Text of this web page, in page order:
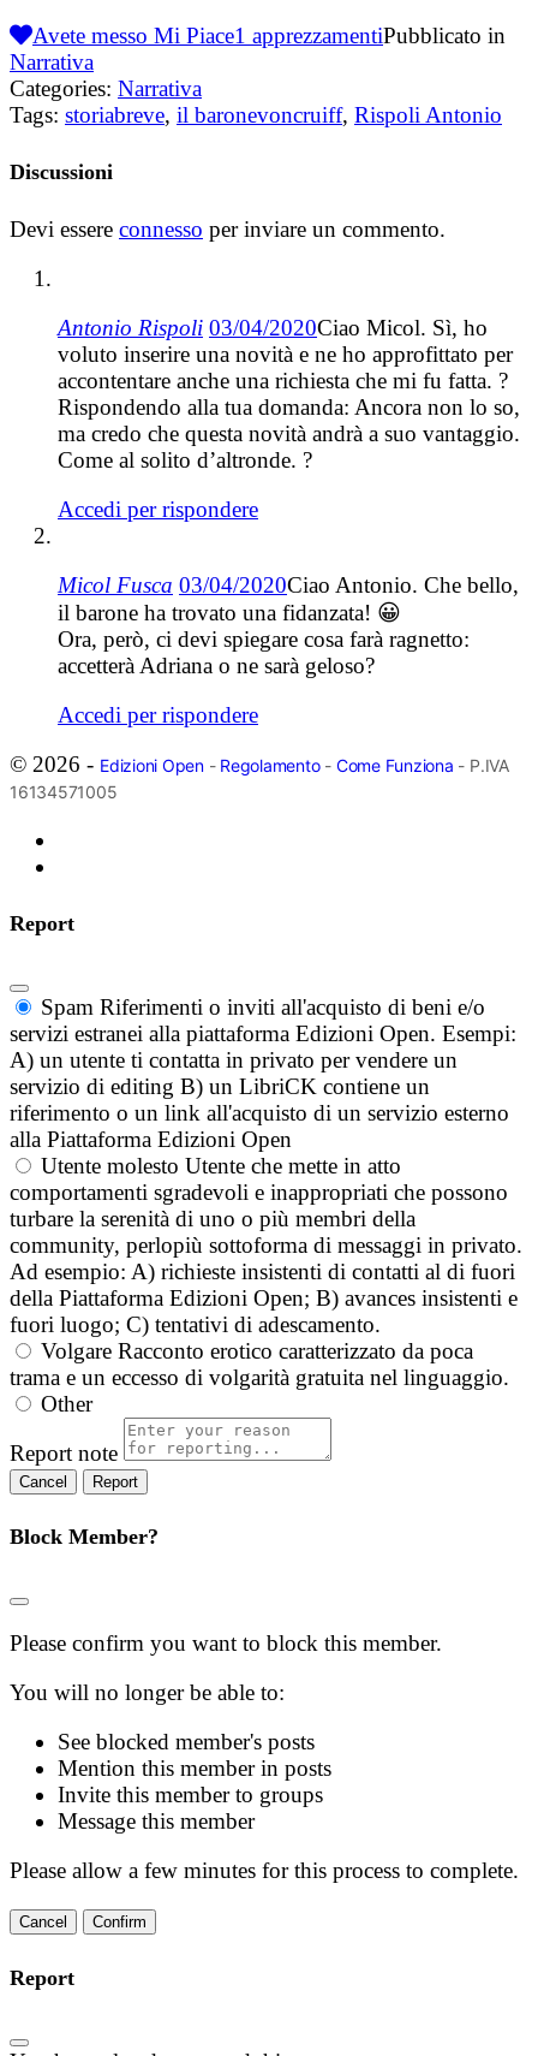
Avete messo Mi Piace1 apprezzamentiPubblicato in
Narrativa
Categories: Narrativa
Tags: storiabreve, il baronevoncruiff, Rispoli Antonio
Discussioni
Devi essere connesso per inviare un commento.
Antonio Rispoli 03/04/2020Ciao Micol. Sì, ho
voluto inserire una novità e ne ho approfittato per
accontentare anche una richiesta che mi fu fatta. ?
Rispondendo alla tua domanda: Ancora non lo so,
ma credo che questa novità andrà a suo vantaggio.
Come al solito d’altronde. ?
Accedi per rispondere
Micol Fusca 03/04/2020Ciao Antonio. Che bello,
il barone ha trovato una fidanzata! 😀
Ora, però, ci devi spiegare cosa farà ragnetto:
accetterà Adriana o ne sarà geloso?
Accedi per rispondere
© 2026 - Edizioni Open- Regolamento- Come Funziona - P.IVA
16134571005
Report
Spam Riferimenti o inviti all'acquisto di beni e/o
servizi estranei alla piattaforma Edizioni Open. Esempi:
A) un utente ti contatta in privato per vendere un
servizio di editing B) un LibriCK contiene un
riferimento o un link all'acquisto di un servizio esterno
alla Piattaforma Edizioni Open
Utente molesto Utente che mette in atto
comportamenti sgradevoli e inappropriati che possono
turbare la serenità di uno o più membri della
community, perlopiù sottoforma di messaggi in privato.
Ad esempio: A) richieste insistenti di contatti al di fuori
della Piattaforma Edizioni Open; B) avances insistenti e
fuori luogo; C) tentativi di adescamento.
Volgare Racconto erotico caratterizzato da poca
trama e un eccesso di volgarità gratuita nel linguaggio.
Other
Report note
Report
Block Member?
Please confirm you want to block this member.
You will no longer be able to:
See blocked member's posts
Mention this member in posts
Invite this member to groups
Message this member
Please allow a few minutes for this process to complete.
Confirm
Report